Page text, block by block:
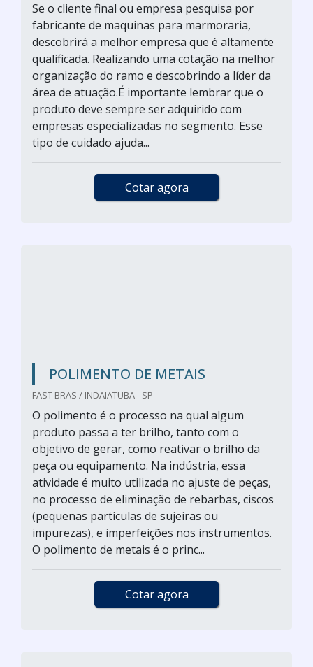
Se o cliente final ou empresa pesquisa por
fabricante de maquinas para marmoraria,
descobrirá a melhor empresa que é altamente
qualificada. Realizando uma cotação na melhor
organização do ramo e descobrindo a líder da
área de atuação.É importante lembrar que o
produto deve sempre ser adquirido com
empresas especializadas no segmento. Esse
tipo de cuidado ajuda...
Cotar agora
POLIMENTO DE METAIS
FAST BRAS / INDAIATUBA - SP
O polimento é o processo na qual algum
produto passa a ter brilho, tanto com o
objetivo de gerar, como reativar o brilho da
peça ou equipamento. Na indústria, essa
atividade é muito utilizada no ajuste de peças,
no processo de eliminação de rebarbas, ciscos
(pequenas partículas de sujeiras ou
impurezas), e imperfeições nos instrumentos.
O polimento de metais é o princ...
Cotar agora